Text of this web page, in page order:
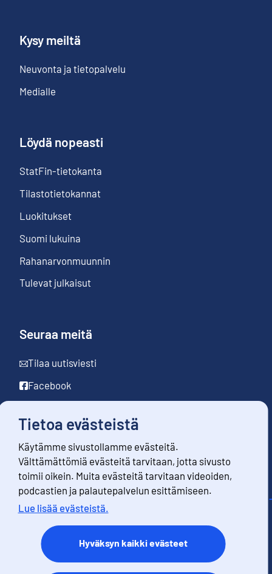
Tietoa evästeistä
Käytämme sivustollamme evästeitä.
Välttämättömiä evästeitä tarvitaan, jotta sivusto
toimii oikein. Muita evästeitä tarvitaan videoiden,
podcastien ja palautepalvelun esittämiseen.
Lue lisää evästeistä.
Hyväksyn kaikki evästeet
Kysy meiltä
Neuvonta ja tietopalvelu
Medialle
Löydä nopeasti
StatFin-tietokanta
Tilastotietokannat
Luokitukset
Suomi lukuina
Rahanarvonmuunnin
Tulevat julkaisut
Seuraa meitä
Tilaa uutisviesti
Facebook
YouTube
Instagram
Palaute
Käyttöehdot
Tietosuoja